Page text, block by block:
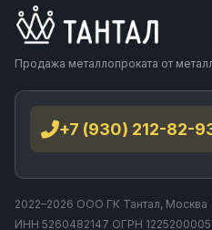
Продажа металлопроката от
+7 (930) 212-82-
2022–2026 ООО ГК Тантал, Москва
ИНН 5260482147 ОГРН